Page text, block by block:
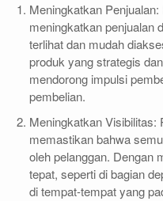
Meningkatkan
meningkatkan penjualan
terlihat dan mudah
produk yang strategis
mendorong impulsi
pembelian.
Meningkatkan Visibilitas:
memastikan bahwa
oleh pelanggan. Dengan
tepat, seperti di bagian
di tempat-tempat yang